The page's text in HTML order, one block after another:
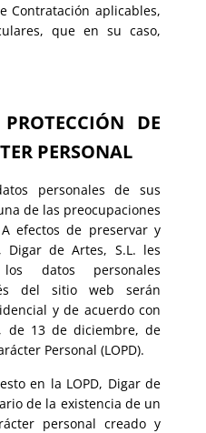
Contratación aplicables,
que en su caso,
DE
PERSONAL
personales de sus
de las preocupaciones
efectos de preservar y
Digar de Artes, S.L. les
datos personales
del sitio web serán
y de acuerdo con
de 13 de diciembre, de
Personal (LOPD).
en la LOPD, Digar de
de la existencia de un
personal creado y